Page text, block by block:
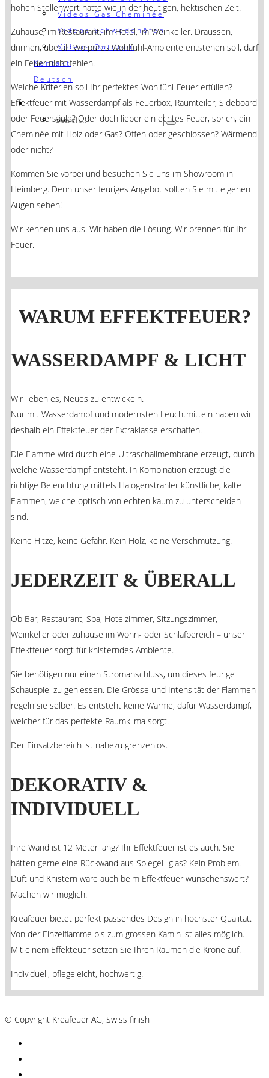
Videos Gas Cheminée
Videos Schwedenöfen
Videos Outdoor
Kontakt
Deutsch
hohen Stellenwert hatte wie in der heutigen, hektischen Zeit.
Zuhause, im Restaurant, im Hotel, im Weinkeller. Draussen,
drinnen, überall. Wo pures Wohlfühl-Ambiente entstehen soll, darf
ein Feuer nicht fehlen.
Welche Kriterien soll Ihr perfektes Wohlfühl-Feuer erfüllen?
Effektfeuer mit Wasserdampf als Feuerbox, Raumteiler, Sideboard
oder Feuersäule? Oder doch lieber ein echtes Feuer, sprich, ein
Cheminée mit Holz oder Gas? Offen oder geschlossen? Wärmend
oder nicht?
Kommen Sie vorbei und besuchen Sie uns im Showroom in
Heimberg. Denn unser feuriges Angebot sollten Sie mit eigenen
Augen sehen!
Wir kennen uns aus. Wir haben die Lösung. Wir brennen für Ihr
Feuer.
WARUM EFFEKTFEUER?
WASSERDAMPF & LICHT
Wir lieben es, Neues zu entwickeln.
Nur mit Wasserdampf und modernsten Leuchtmitteln haben wir
deshalb ein Effektfeuer der Extraklasse erschaffen.
Die Flamme wird durch eine Ultraschallmembrane erzeugt, durch
welche Wasserdampf entsteht. In Kombination erzeugt die
richtige Beleuchtung mittels Halogenstrahler künstliche, kalte
Flammen, welche optisch von echten kaum zu unterscheiden
sind.
Keine Hitze, keine Gefahr. Kein Holz, keine Verschmutzung.
JEDERZEIT & ÜBERALL
Ob Bar, Restaurant, Spa, Hotelzimmer, Sitzungszimmer,
Weinkeller oder zuhause im Wohn- oder Schlafbereich – unser
Effektfeuer sorgt für knisterndes Ambiente.
Sie benötigen nur einen Stromanschluss, um dieses feurige
Schauspiel zu geniessen. Die Grösse und Intensität der Flammen
regeln sie selber. Es entsteht keine Wärme, dafür Wasserdampf,
welcher für das perfekte Raumklima sorgt.
Der Einsatzbereich ist nahezu grenzenlos.
DEKORATIV &
INDIVIDUELL
Ihre Wand ist 12 Meter lang? Ihr Effektfeuer ist es auch. Sie
hätten gerne eine Rückwand aus Spiegel- glas? Kein Problem.
Duft und Knistern wäre auch beim Effektfeuer wünschenswert?
Machen wir möglich.
Kreafeuer bietet perfekt passendes Design in höchster Qualität.
Von der Einzelflamme bis zum grossen Kamin ist alles möglich.
Mit einem Effekteuer setzen Sie Ihren Räumen die Krone auf.
Individuell, pflegeleicht, hochwertig.
© Copyright Kreafeuer AG, Swiss finish